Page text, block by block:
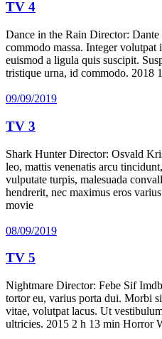
TV 4
Dance in the Rain Director:
commodo massa. Integer
euismod a ligula quis suscipit.
tristique urna, id commodo. 2018
09/09/2019
TV 3
Shark Hunter Director: Osvald
leo, mattis venenatis arcu
vulputate turpis, malesuada
hendrerit, nec maximus eros
movie
08/09/2019
TV 5
Nightmare Director: Febe Sif
tortor eu, varius porta dui. Morbi
vitae, volutpat lacus. Ut
ultricies. 2015 2 h 13 min Horror